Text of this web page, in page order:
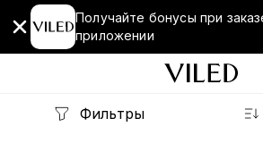
Получайте бонусы при
приложении
Фильтры